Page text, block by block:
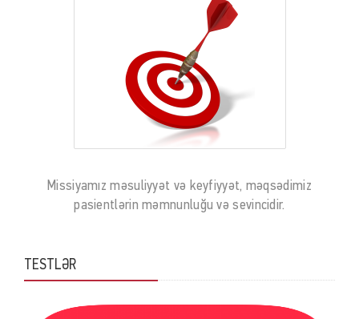
Missiyamız məsuliyyət və keyfiyyət, məqsədimiz
pasientlərin məmnunluğu və sevincidir.
TESTLƏR